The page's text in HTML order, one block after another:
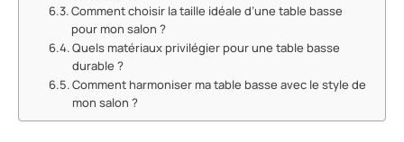
Comment choisir la taille idéale d’une table basse
pour mon salon ?
Quels matériaux privilégier pour une table basse
durable ?
Comment harmoniser ma table basse avec le style de
mon salon ?